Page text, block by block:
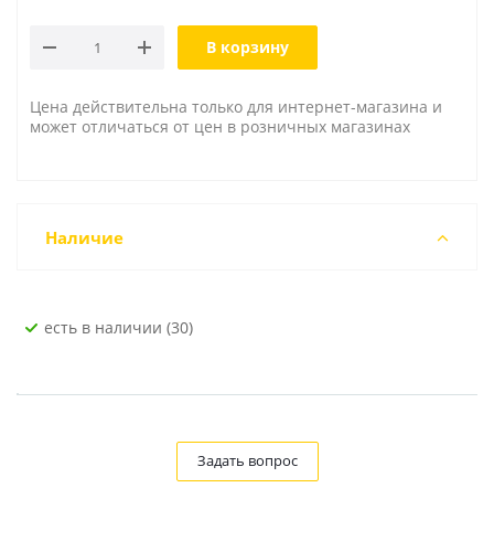
В корзину
Цена действительна только для интернет-магазина и
может отличаться от цен в розничных магазинах
Наличие
Есть в наличии (30)
Задать вопрос